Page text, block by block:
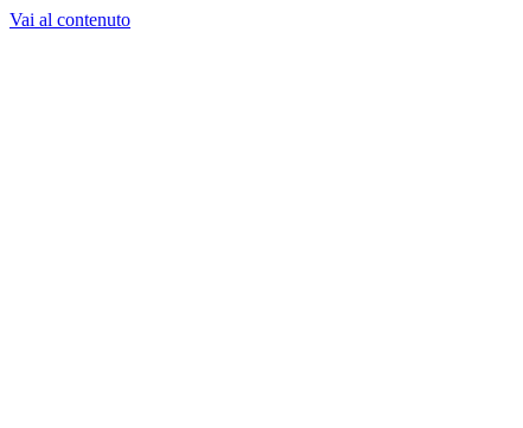
Vai al contenuto